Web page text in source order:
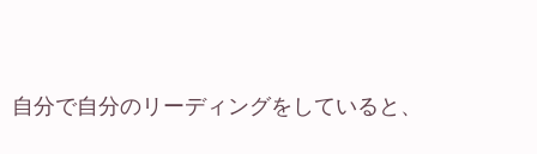
自分で自分のリーディングをしていると、